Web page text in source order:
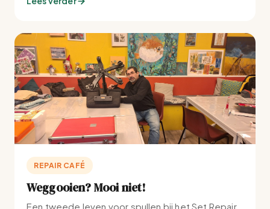
REPAIR CAFÉ
Weggooien? Mooi niet!
Een tweede leven voor spullen bij het Set Repair